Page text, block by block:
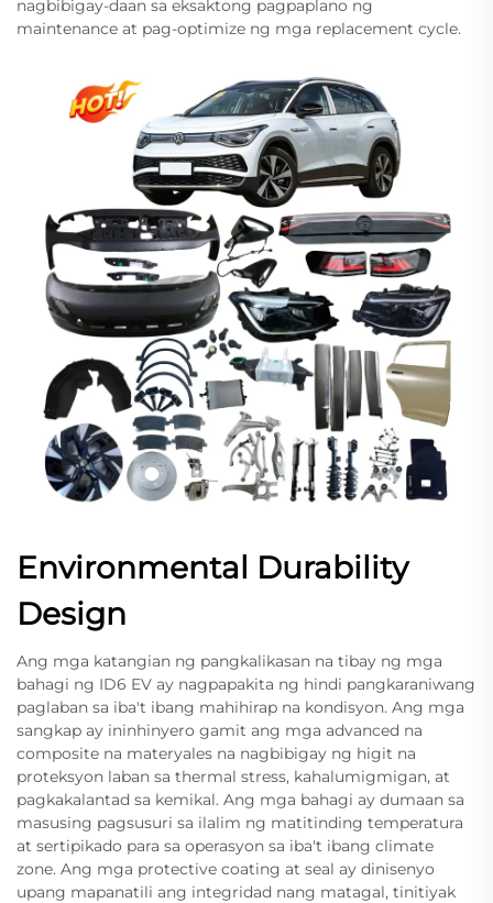
nagbibigay-daan sa eksaktong pagpaplano ng
maintenance at pag-optimize ng mga replacement cycle.
Environmental Durability
Design
Ang mga katangian ng pangkalikasan na tibay ng mga
bahagi ng ID6 EV ay nagpapakita ng hindi pangkaraniwang
paglaban sa iba't ibang mahihirap na kondisyon. Ang mga
sangkap ay ininhinyero gamit ang mga advanced na
composite na materyales na nagbibigay ng higit na
proteksyon laban sa thermal stress, kahalumigmigan, at
pagkakalantad sa kemikal. Ang mga bahagi ay dumaan sa
masusing pagsusuri sa ilalim ng matitinding temperatura
at sertipikado para sa operasyon sa iba't ibang climate
zone. Ang mga protective coating at seal ay dinisenyo
upang mapanatili ang integridad nang matagal, tinitiyak